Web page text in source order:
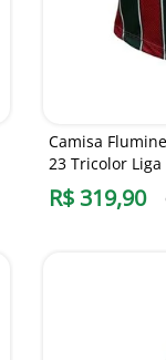
Camisa
23 Tricolor Liga
R$ 319,90